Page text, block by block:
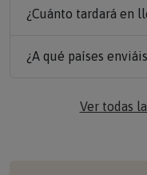
¿Cuánto tardará en
¿A qué países
Ver todas